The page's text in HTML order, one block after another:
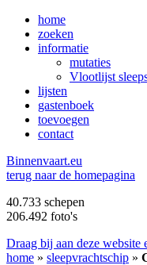
home
zoeken
informatie
mutaties
Vlootlijst
lijsten
gastenboek
toevoegen
contact
Binnenvaart.eu
terug naar de homepagina
40.733 schepen
206.492 foto's
Draag bij aan deze website
home » sleepvrachtschip »